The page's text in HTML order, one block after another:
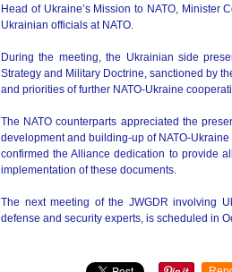
Head of Ukraine’s Mission to NATO, Minister
Ukrainian officials at NATO.
During the meeting, the Ukrainian side
Strategy and Military Doctrine, sanctioned by
and priorities of further NATO-Ukraine
The NATO counterparts appreciated the
development and building-up of NATO-
confirmed the Alliance dedication to provide
implementation of these documents.
The next meeting of the JWGDR involving
defense and security experts, is scheduled in